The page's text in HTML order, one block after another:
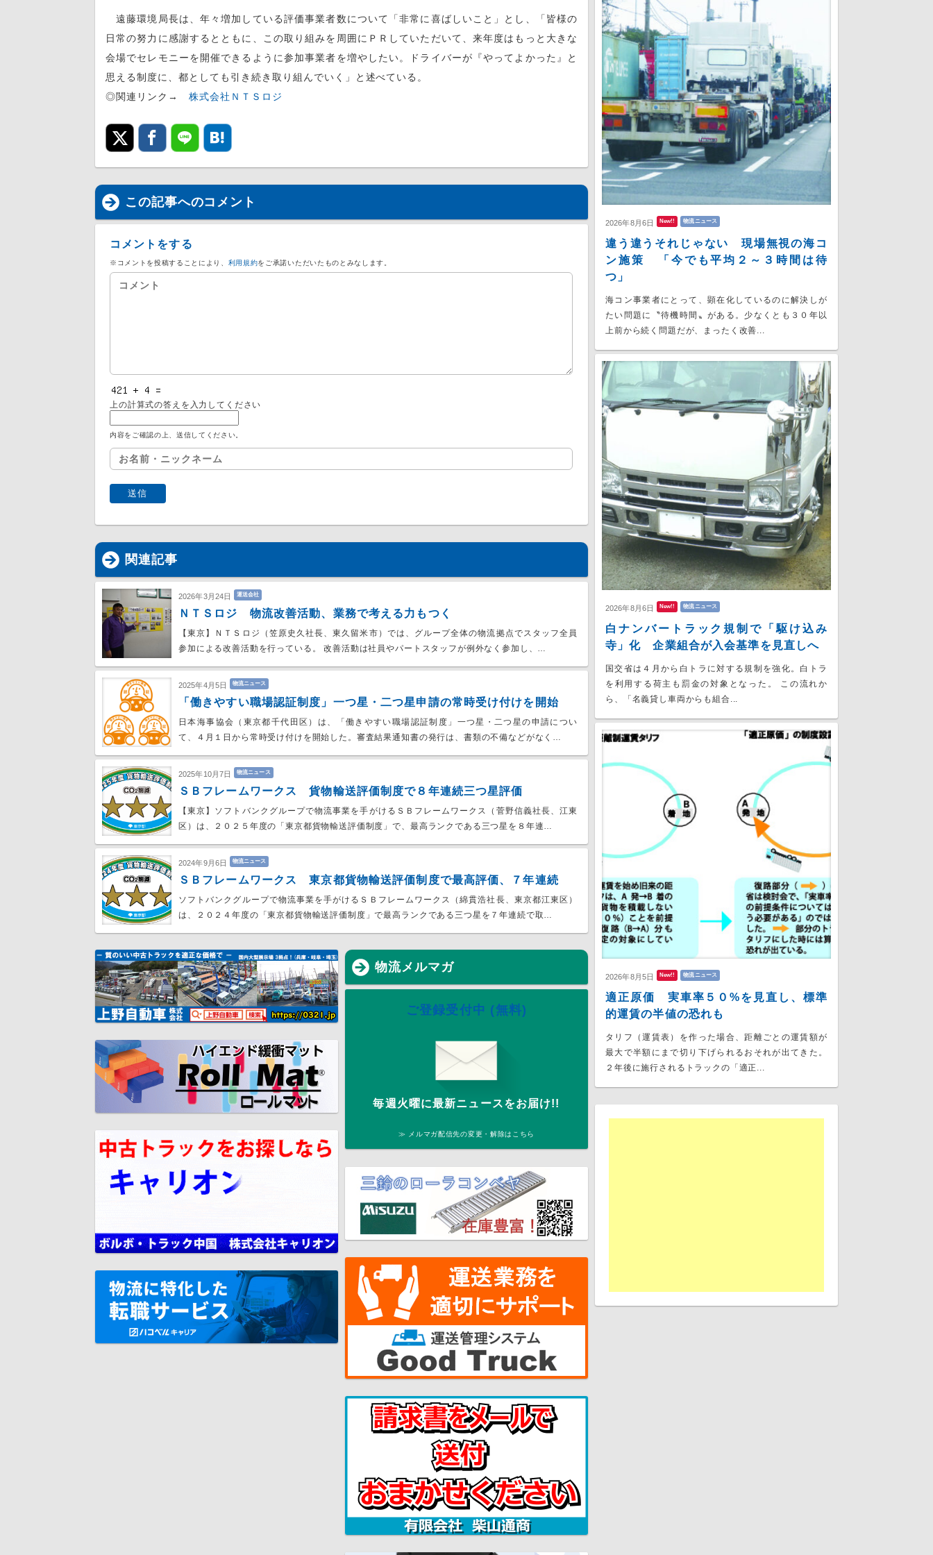
遠藤環境局長は、年々増加している評価事業者数について「非常に喜ばしいこと」とし、「皆様の
日常の努力に感謝するとともに、この取り組みを周囲にＰＲしていただいて、来年度はもっと大きな
会場でセレモニーを開催できるように参加事業者を増やしたい。ドライバーが『やってよかった』と
思える制度に、都としても引き続き取り組んでいく」と述べている。
◎関連リンク→ 株式会社ＮＴＳロジ
この記事へのコメント
コメントをする
※コメントを投稿することにより、 利用規約をご承諾いただいたものとみなします。
上の計算式の答えを入力してください
内容をご確認の上、送信してください。
関連記事
2026年3月24日 運送会社
ＮＴＳロジ 物流改善活動、業務で考える力もつく
【東京】ＮＴＳロジ（笠原史久社長、東久留米市）では、グループ全体の物流拠点でスタッフ全員
参加による改善活動を行っている。 改善活動は社員やパートスタッフが例外なく参加し、…
2025年4月5日 物流ニュース
「働きやすい職場認証制度」一つ星・二つ星申請の常時受け付けを開始
日本海事協会（東京都千代田区）は、「働きやすい職場認証制度」一つ星・二つ星の申請につい
て、４月１日から常時受け付けを開始した。審査結果通知書の発行は、書類の不備などがなく…
2025年10月7日 物流ニュース
ＳＢフレームワークス 貨物輸送評価制度で８年連続三つ星評価
【東京】ソフトバンクグループで物流事業を手がけるＳＢフレームワークス（菅野信義社長、江東
区）は、２０２５年度の「東京都貨物輸送評価制度」で、最高ランクである三つ星を８年連…
2024年9月6日 物流ニュース
ＳＢフレームワークス 東京都貨物輸送評価制度で最高評価、７年連続
ソフトバンクグループで物流事業を手がけるＳＢフレームワークス（綿貫浩社長、東京都江東区）
は、２０２４年度の「東京都貨物輸送評価制度」で最高ランクである三つ星を７年連続で取…
2026年8月6日 New!! 物流ニュース
違う違うそれじゃない 現場無視の海コ
ン施策 「今でも平均２～３時間は待
つ」
海コン事業者にとって、顕在化しているのに解決しが
たい問題に〝待機時間〟がある。少なくとも３０年以
上前から続く問題だが、まったく改善...
2026年8月6日 New!! 物流ニュース
白ナンバートラック規制で「駆け込み
寺」化 企業組合が入会基準を見直しへ
国交省は４月から白トラに対する規制を強化。白トラ
を利用する荷主も罰金の対象となった。 この流れか
ら、「名義貸し車両からも組合...
2026年8月5日 New!! 物流ニュース
適正原価 実車率５０%を見直し、標準
的運賃の半値の恐れも
タリフ（運賃表）を作った場合、距離ごとの運賃額が
最大で半額にまで切り下げられるおそれが出てきた。
２年後に施行されるトラックの「適正...
物流メルマガ
ご登録受付中 (無料)
毎週火曜に最新ニュースをお届け!!
≫ メルマガ配信先の変更・解除はこちら